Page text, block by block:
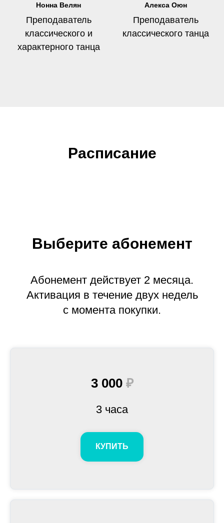
Нонна Велян
Преподаватель
классического и
характерного танца
Алекса Оюн
Преподаватель
классического танца
Расписание
Выберите абонемент
Абонемент действует 2 месяца.
Активация в течение двух недель
с момента покупки.
3 000 ₽
3 часа
КУПИТЬ